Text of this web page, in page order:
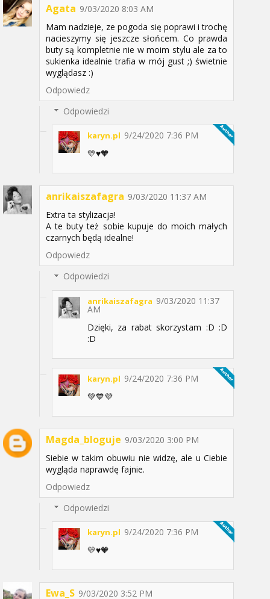
Agata 9/03/2020 8:03 AM
Mam nadzieje, ze pogoda się poprawi i trochę
nacieszymy się jeszcze słońcem. Co prawda
buty są kompletnie nie w moim stylu ale za to
sukienka idealnie trafia w mój gust ;) świetnie
wyglądasz :)
Odpowiedz
Odpowiedzi
karyn.pl 9/24/2020 7:36 PM
💛♥️🧡
anrikaiszafagra 9/03/2020 11:37 AM
Extra ta stylizacja!
A te buty też sobie kupuje do moich małych
czarnych będą idealne!
Odpowiedz
Odpowiedzi
anrikaiszafagra 9/03/2020 11:37
AM
Dzięki, za rabat skorzystam :D :D
:D
karyn.pl 9/24/2020 7:36 PM
💚💙💜
Magda_bloguje 9/03/2020 3:00 PM
Siebie w takim obuwiu nie widzę, ale u Ciebie
wygląda naprawdę fajnie.
Odpowiedz
Odpowiedzi
karyn.pl 9/24/2020 7:36 PM
💛♥️🧡
Ewa_S 9/03/2020 3:52 PM